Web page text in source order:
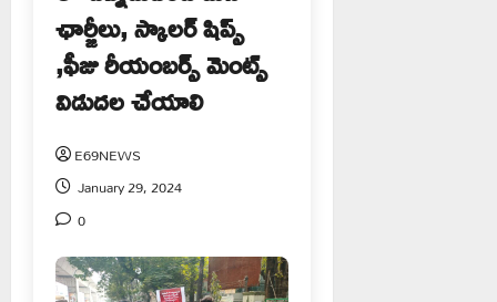
ఛార్జీలు, స్కాలర్ షిప్స్
,ఫీజు రీయంబర్స్ మెంట్స్
విడుదల చేయాలి
E69NEWS
January 29, 2024
0